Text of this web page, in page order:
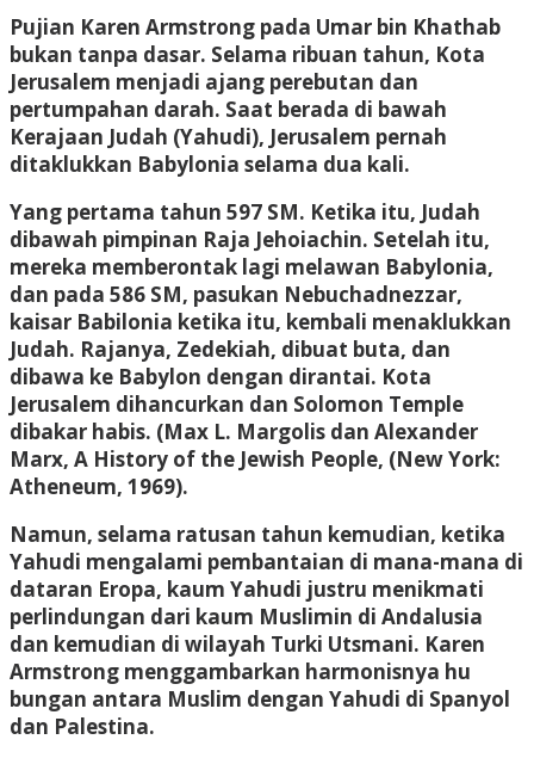
Pujian Karen Armstrong pada Umar bin Khathab
bukan tanpa dasar. Selama ribuan tahun, Kota
Jerusalem menjadi ajang perebutan dan
pertumpahan darah. Saat berada di bawah
Kerajaan Judah (Yahudi), Jerusalem pernah
ditaklukkan Babylonia selama dua kali.
Yang pertama tahun 597 SM. Ketika itu, Judah
dibawah pimpinan Raja Jehoiachin. Setelah itu,
mereka memberontak lagi melawan Babylonia,
dan pada 586 SM, pasukan Nebuchadnezzar,
kaisar Babilonia ketika itu, kembali menaklukkan
Judah. Rajanya, Zedekiah, dibuat buta, dan
dibawa ke Babylon dengan dirantai. Kota
Jerusalem dihancurkan dan Solomon Temple
dibakar habis. (Max L. Margolis dan Alexander
Marx, A History of the Jewish People, (New York:
Atheneum, 1969).
Namun, selama ratusan tahun kemudian, ketika
Yahudi mengalami pembantaian di mana-mana di
dataran Eropa, kaum Yahudi justru menikmati
perlindungan dari kaum Muslimin di Andalusia
dan kemudian di wilayah Turki Utsmani. Karen
Armstrong menggambarkan harmonisnya hu
bungan antara Muslim dengan Yahudi di Spanyol
dan Palestina.